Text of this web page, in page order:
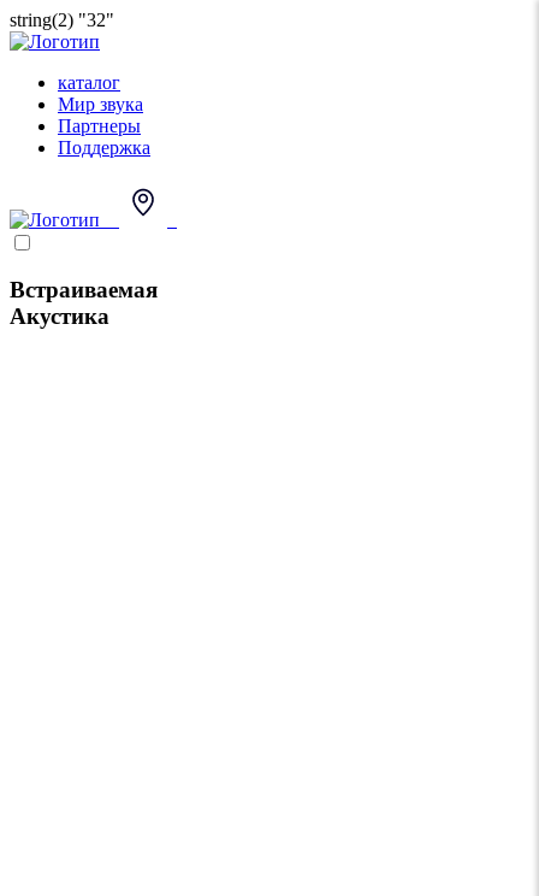
string(2) "32"
каталог
Мир звука
Партнеры
Поддержка
Встраиваемая
Акустика